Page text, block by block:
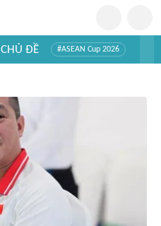
CHỦ ĐỀ #ASEAN Cup 2026